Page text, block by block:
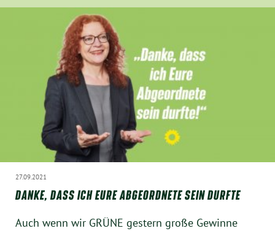
Facebook
Instagram
27.09.2021
DANKE, DASS ICH EURE ABGEORDNETE SEIN DURFTE
Auch wenn wir GRÜNE gestern große Gewinne